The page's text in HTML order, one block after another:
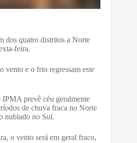
dos quatro distritos a Norte
feira.
vento e o frio regressam este
prevê céu geralmente
de chuva fraca no Norte
nublado no Sul.
o vento será em geral fraco,